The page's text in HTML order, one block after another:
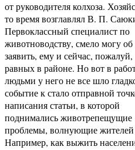
от руководителя колхоза.
то время возглавлял В. П.
Первоклассный специалист по
животноводству, смело могу об
заявить, ему и сейчас, пожалуй,
равных в районе. Но вот в
людьми у него не все шло
событие к стало отправной
написания статьи, в которой
поднимались животрепещущие
проблемы, волнующие жителей
Например, как выжить